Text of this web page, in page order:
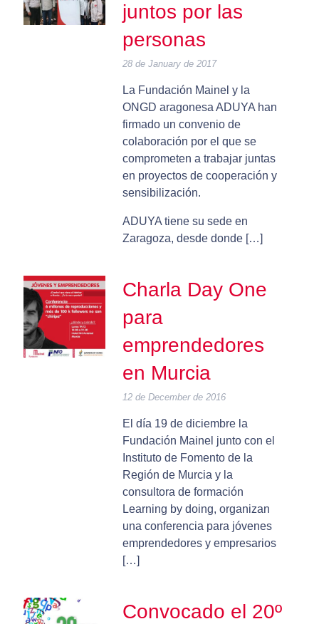
juntos por las
personas
28 de January de 2017
La Fundación Mainel y la
ONGD aragonesa ADUYA han
firmado un convenio de
colaboración por el que se
comprometen a trabajar juntas
en proyectos de cooperación y
sensibilización.
ADUYA tiene su sede en
Zaragoza, desde donde […]
Charla Day One
para
emprendedores
en Murcia
12 de December de 2016
El día 19 de diciembre la
Fundación Mainel junto con el
Instituto de Fomento de la
Región de Murcia y la
consultora de formación
Learning by doing, organizan
una conferencia para jóvenes
emprendedores y empresarios
[…]
Convocado el 20º